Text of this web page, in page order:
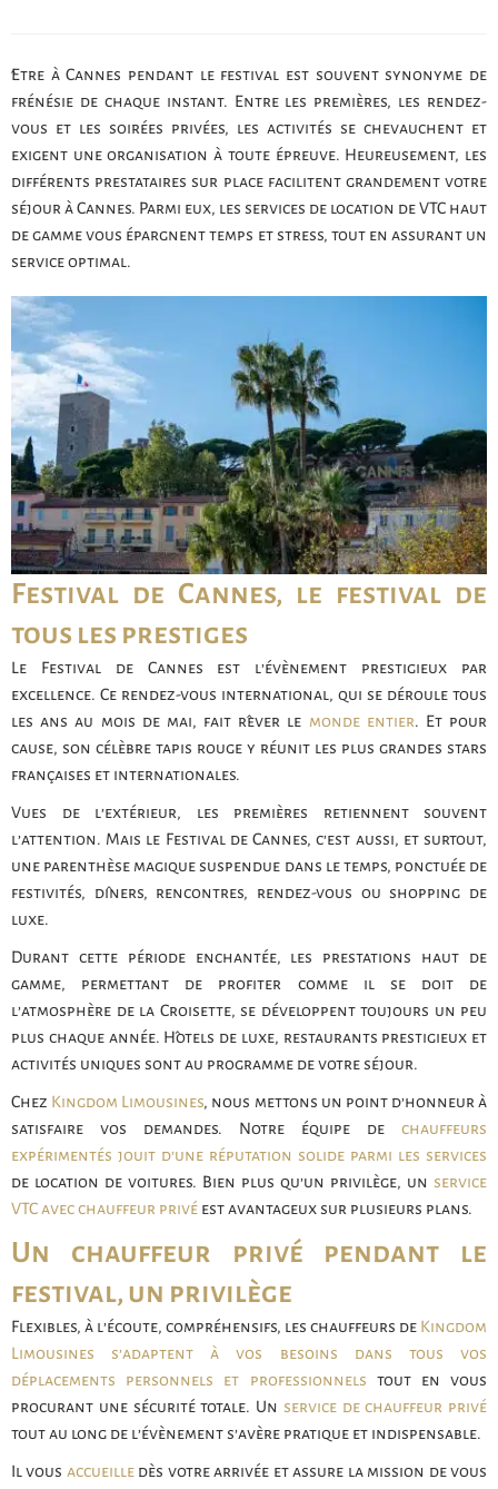
Être à Cannes pendant le festival est souvent synonyme de
frénésie de chaque instant. Entre les premières, les rendez-
vous et les soirées privées, les activités se chevauchent et
exigent une organisation à toute épreuve. Heureusement, les
différents prestataires sur place facilitent grandement votre
séjour à Cannes. Parmi eux, les services de location de VTC haut
de gamme vous épargnent temps et stress, tout en assurant un
service optimal.
Festival de Cannes, le festival de
tous les prestiges
Le Festival de Cannes est l’évènement prestigieux par
excellence. Ce rendez-vous international, qui se déroule tous
les ans au mois de mai, fait rêver le monde entier. Et pour
cause, son célèbre tapis rouge y réunit les plus grandes stars
françaises et internationales.
Vues de l’extérieur, les premières retiennent souvent
l’attention. Mais le Festival de Cannes, c’est aussi, et surtout,
une parenthèse magique suspendue dans le temps, ponctuée de
festivités, dîners, rencontres, rendez-vous ou shopping de
luxe.
Durant cette période enchantée, les prestations haut de
gamme, permettant de profiter comme il se doit de
l’atmosphère de la Croisette, se développent toujours un peu
plus chaque année. Hôtels de luxe, restaurants prestigieux et
activités uniques sont au programme de votre séjour.
Chez Kingdom Limousines, nous mettons un point d’honneur à
satisfaire vos demandes. Notre équipe de chauffeurs
expérimentés jouit d’une réputation solide parmi les services
de location de voitures. Bien plus qu’un privilège, un service
VTC avec chauffeur privé est avantageux sur plusieurs plans.
Un chauffeur privé pendant le
festival, un privilège
Flexibles, à l’écoute, compréhensifs, les chauffeurs de Kingdom
Limousines s’adaptent à vos besoins dans tous vos
déplacements personnels et professionnels tout en vous
procurant une sécurité totale. Un service de chauffeur privé
tout au long de l’évènement s’avère pratique et indispensable.
Il vous accueilledès votre arrivée et assure la mission de vous